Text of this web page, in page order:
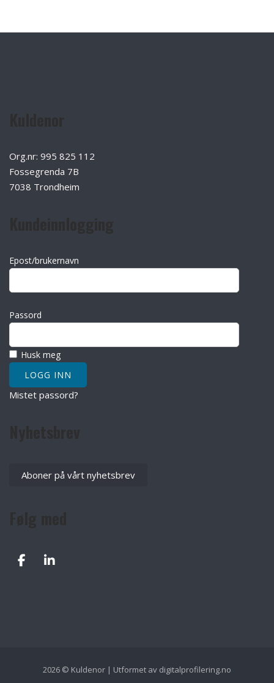
Org.nr: 995 825 112
Fossegrenda 7B
7038 Trondheim
Epost/brukernavn
Passord
Husk meg
Mistet passord?
Aboner på vårt nyhetsbrev
2026 © Kuldenor | Utformet av digitalprofilering.no